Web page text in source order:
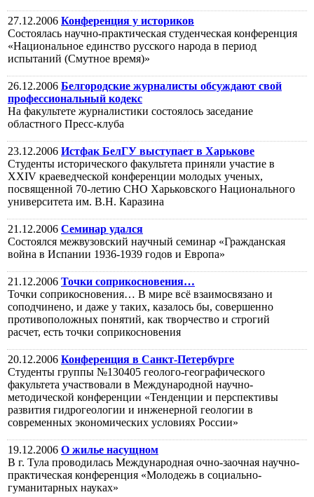
27.12.2006 Конференция у историков
Состоялась научно-практическая студенческая конференция
«Национальное единство русского народа в период
испытаний (Смутное время)»
26.12.2006 Белгородские журналисты обсуждают свой
профессиональный кодекс
На факультете журналистики состоялось заседание
областного Пресс-клуба
23.12.2006 Истфак БелГУ выступает в Харькове
Студенты исторического факультета приняли участие в
XXIV краеведческой конференции молодых ученых,
посвященной 70-летию СНО Харьковского Национального
университета им. В.Н. Каразина
21.12.2006 Семинар удался
Состоялся межвузовский научный семинар «Гражданская
война в Испании 1936-1939 годов и Европа»
21.12.2006 Точки соприкосновения…
Точки соприкосновения… В мире всё взаимосвязано и
соподчинено, и даже у таких, казалось бы, совершенно
противоположных понятий, как творчество и строгий
расчет, есть точки соприкосновения
20.12.2006 Конференция в Санкт-Петербурге
Студенты группы №130405 геолого-географического
факультета участвовали в Международной научно-
методической конференции «Тенденции и перспективы
развития гидрогеологии и инженерной геологии в
современных экономических условиях России»
19.12.2006 О жилье насущном
В г. Тула проводилась Международная очно-заочная научно-
практическая конференция «Молодежь в социально-
гуманитарных науках»